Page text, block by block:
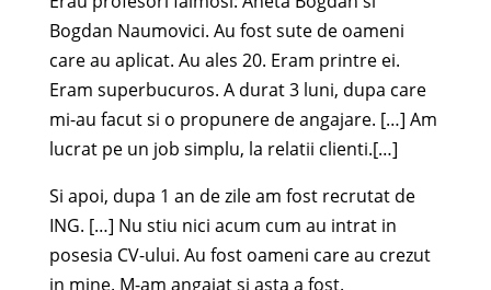
Bogdan Naumovici. Au fost sute de oameni
care au aplicat. Au ales 20. Eram printre ei.
Eram superbucuros. A durat 3 luni, dupa care
mi-au facut si o propunere de angajare. […] Am
lucrat pe un job simplu, la relatii clienti.[…]
Si apoi, dupa 1 an de zile am fost recrutat de
ING. […] Nu stiu nici acum cum au intrat in
posesia CV-ului. Au fost oameni care au crezut
in mine. M-am angajat si asta a fost.